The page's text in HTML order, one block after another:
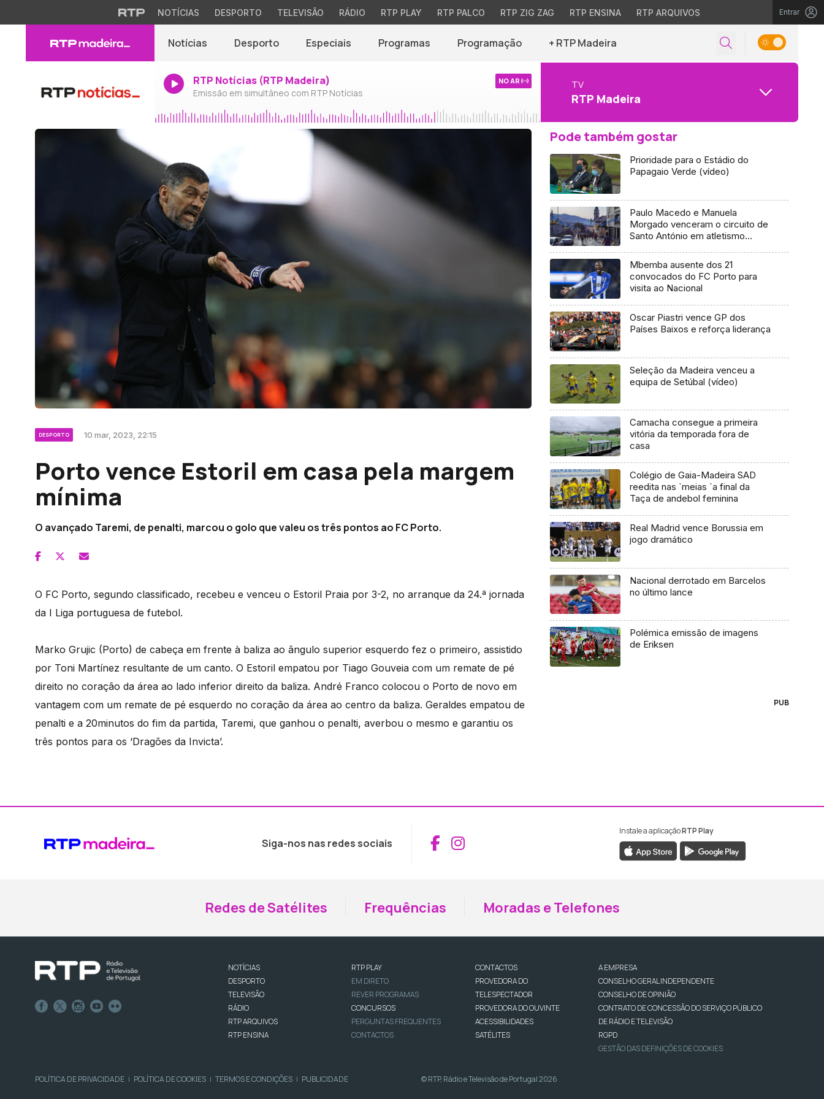
NOTÍCIAS DESPORTO TELEVISÃO RÁDIO RTP PLAY RTP PALCO RTP ZIG ZAG RTP ENSINA RTP ARQUIVOS Entrar
Notícias Desporto Especiais Programas Programação + RTP Madeira
RTP Notícias (RTP Madeira)
Emissão em simultâneo com RTP Notícias
NO AR TV
RTP Madeira
DESPORTO 10 mar, 2023, 22:15
Porto vence Estoril em casa pela margem
mínima
O avançado Taremi, de penalti, marcou o golo que valeu os três pontos ao FC Porto.
O FC Porto, segundo classificado, recebeu e venceu o Estoril Praia por 3-2, no arranque da 24.ª jornada
da I Liga portuguesa de futebol.
Marko Grujic (Porto) de cabeça em frente à baliza ao ângulo superior esquerdo fez o primeiro, assistido
por Toni Martínez resultante de um canto. O Estoril empatou por Tiago Gouveia com um remate de pé
direito no coração da área ao lado inferior direito da baliza. André Franco colocou o Porto de novo em
vantagem com um remate de pé esquerdo no coração da área ao centro da baliza. Geraldes empatou de
penalti e a 20minutos do fim da partida, Taremi, que ganhou o penalti, averbou o mesmo e garantiu os
três pontos para os ‘Dragões da Invicta’.
Pode também gostar
Prioridade para o Estádio do
Papagaio Verde (vídeo)
Paulo Macedo e Manuela
Morgado venceram o circuito de
Santo António em atletismo
Mbemba ausente dos 21
convocados do FC Porto para
visita ao Nacional
Oscar Piastri vence GP dos
Países Baixos e reforça liderança
Seleção da Madeira venceu a
equipa de Setúbal (vídeo)
Camacha consegue a primeira
vitória da temporada fora de
casa
Colégio de Gaia-Madeira SAD
reedita nas `meias `a final da
Taça de andebol feminina
Real Madrid vence Borussia em
jogo dramático
Nacional derrotado em Barcelos
no último lance
Polémica emissão de imagens
de Eriksen
PUB
Siga-nos nas redes sociais Aceder ao Facebook da RTP Madeira
Aceder ao Instagram da RTP Madeira
Instale a aplicaçãoRTP Play
Redes de Satélites Frequências Moradas e Telefones
NOTÍCIAS
DESPORTO
TELEVISÃO
RÁDIO
RTP ARQUIVOS
RTP ENSINA
RTP PLAY
EM DIRETO
REVER PROGRAMAS
CONCURSOS
PERGUNTAS FREQUENTES
CONTACTOS
CONTACTOS
PROVEDORA DO
TELESPECTADOR
PROVEDORA DO OUVINTE
ACESSIBILIDADES
SATÉLITES
A EMPRESA
CONSELHO GERAL INDEPENDENTE
CONSELHO DE OPINIÃO
CONTRATO DE CONCESSÃO DO SERVIÇO PÚBLICO
DE RÁDIO E TELEVISÃO
RGPD
GESTÃO DAS DEFINIÇÕES DE COOKIES
POLÍTICA DE PRIVACIDADE | POLÍTICA DE COOKIES | TERMOS E CONDIÇÕES | PUBLICIDADE © RTP, Rádio e Televisão de Portugal 2026